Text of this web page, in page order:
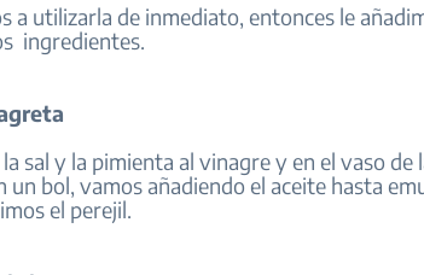
a utilizarla de inmediato, entonces le
ingredientes.
sal y la pimienta al vinagre y en el vaso de
un bol, vamos añadiendo el aceite hasta
el perejil.